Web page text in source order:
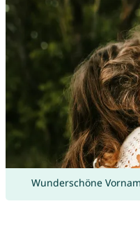
Wunderschöne